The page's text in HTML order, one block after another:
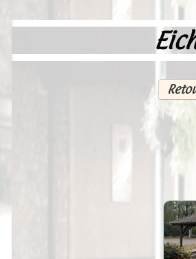
Videos--Lavoirs
Un Peu d'Histoire
Outils-des-
Cartes Postales-